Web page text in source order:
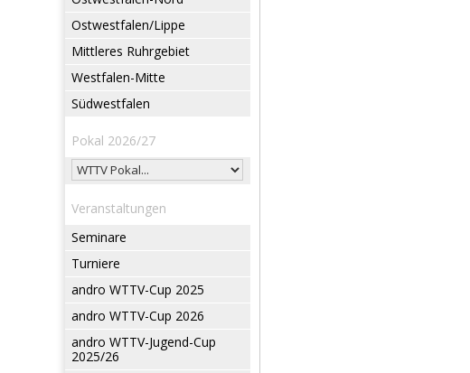
Ostwestfalen/Lippe
Mittleres Ruhrgebiet
Westfalen-Mitte
Südwestfalen
Pokal 2026/27
Veranstaltungen
Seminare
Turniere
andro WTTV-Cup 2025
andro WTTV-Cup 2026
andro WTTV-Jugend-Cup
2025/26